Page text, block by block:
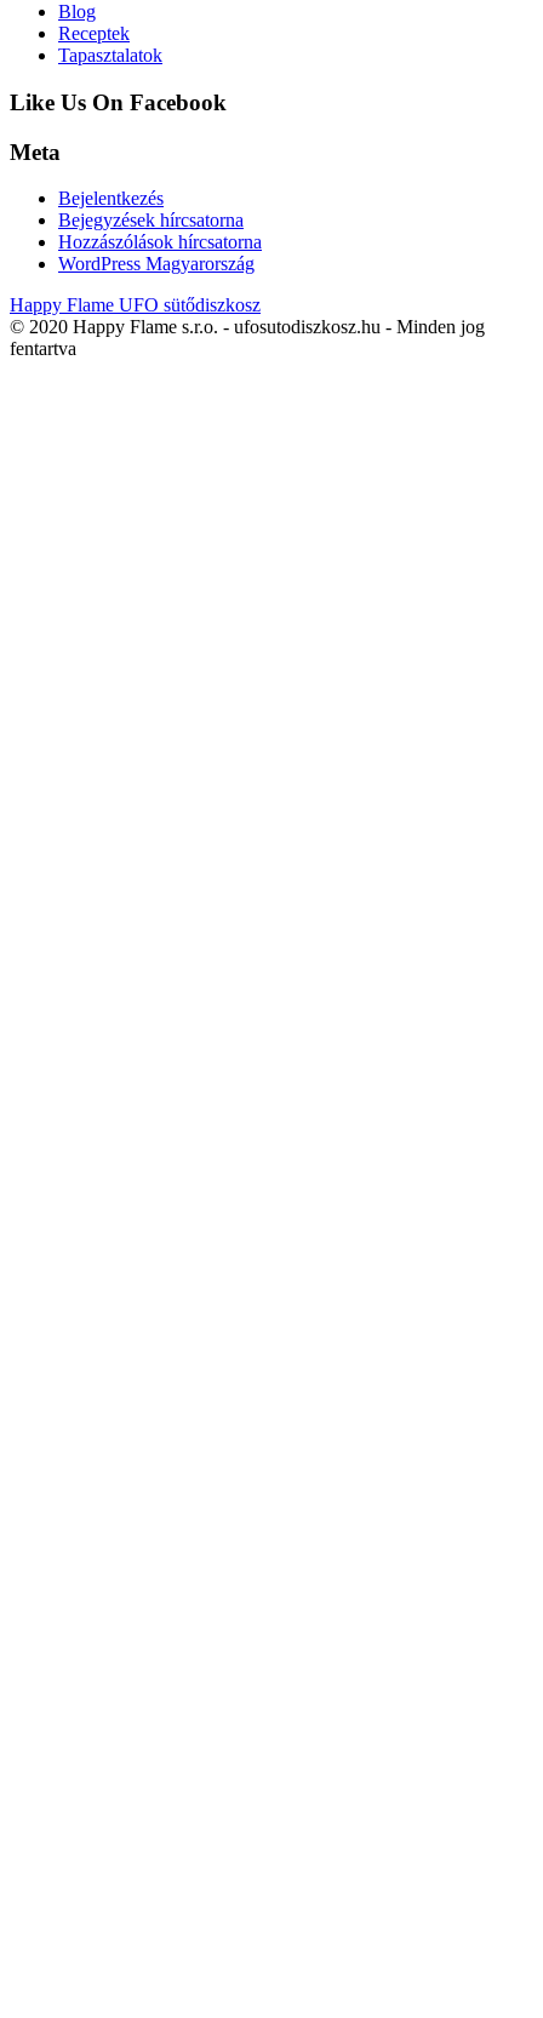
Blog
Receptek
Tapasztalatok
Like Us On Facebook
Meta
Bejelentkezés
Bejegyzések hírcsatorna
Hozzászólások hírcsatorna
WordPress Magyarország
Happy Flame UFO sütődiszkosz
© 2020 Happy Flame s.r.o. - ufosutodiszkosz.hu - Minden jog
fentartva